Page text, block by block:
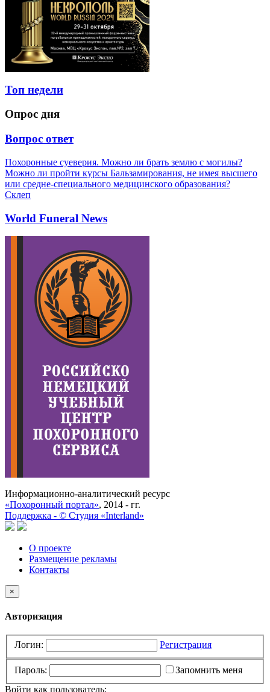
Топ недели
Опрос дня
Вопрос ответ
Похоронные суеверия. Можно ли брать землю с могилы?
Можно ли пройти курсы Бальзамирования, не имея высшего
или средне-специального медицинского образования?
Склеп
World Funeral News
Информационно-аналитический ресурс
«Похоронный портал», 2014 - гг.
Поддержка - © Cтудия «Interland»
О проекте
Размещение рекламы
Контакты
×
Авторизация
Логин: Регистрация
Пароль:
Запомнить меня
Войти как пользователь: